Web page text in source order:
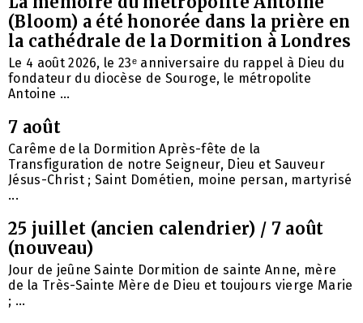
(Bloom) a été honorée dans la prière en
la cathédrale de la Dormition à Londres
Le 4 août 2026, le 23ᵉ anniversaire du rappel à Dieu du
fondateur du diocèse de Souroge, le métropolite
Antoine ...
7 août
Carême de la Dormition Après-fête de la
Transfiguration de notre Seigneur, Dieu et Sauveur
Jésus-Christ ; Saint Dométien, moine persan, martyrisé
...
25 juillet (ancien calendrier) / 7 août
(nouveau)
Jour de jeûne Sainte Dormition de sainte Anne, mère
de la Très-Sainte Mère de Dieu et toujours vierge Marie
; ...